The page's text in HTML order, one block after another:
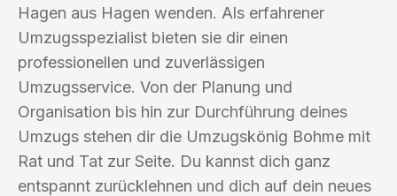
Hagen aus Hagen wenden. Als erfahrener
Umzugsspezialist bieten sie dir einen
professionellen und zuverlässigen
Umzugsservice. Von der Planung und
Organisation bis hin zur Durchführung deines
Umzugs stehen dir die Umzugskönig Bohme mit
Rat und Tat zur Seite. Du kannst dich ganz
entspannt zurücklehnen und dich auf dein neues